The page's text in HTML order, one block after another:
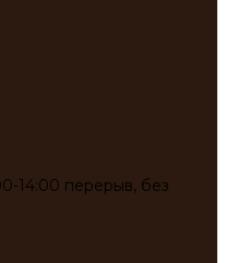
14:00 перерыв, без